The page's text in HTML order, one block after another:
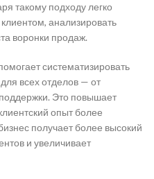
такому подходу легко
анализировать
воронки продаж.
систематизировать
всех отделов — от
Это повышает
опыт более
получает более высокий
и увеличивает